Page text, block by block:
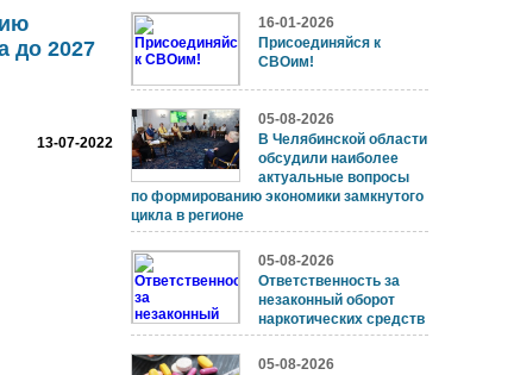
до 2027
13-07-2022
16-01-2026
Присоединяйся к
СВОим!
05-08-2026
В Челябинской области
обсудили наиболее
актуальные вопросы
по формированию экономики замкнутого
цикла в регионе
05-08-2026
Ответственность за
незаконный оборот
наркотических средств
05-08-2026